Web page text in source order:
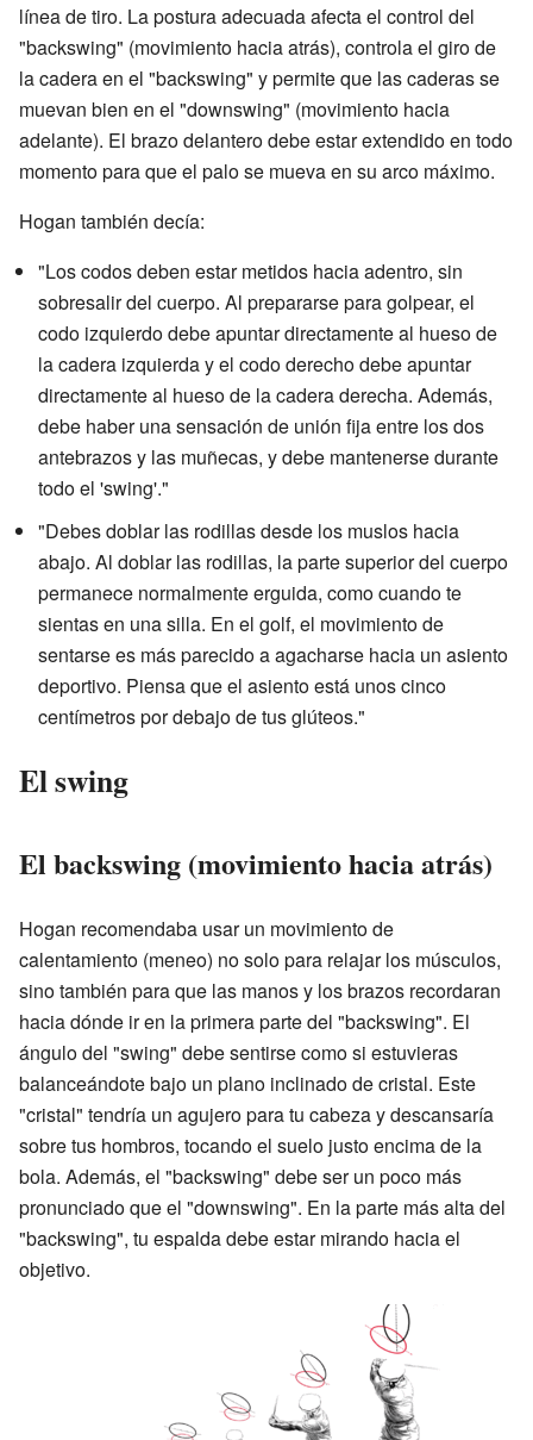
línea de tiro. La postura adecuada afecta el control del
"backswing" (movimiento hacia atrás), controla el giro de
la cadera en el "backswing" y permite que las caderas se
muevan bien en el "downswing" (movimiento hacia
adelante). El brazo delantero debe estar extendido en todo
momento para que el palo se mueva en su arco máximo.
Hogan también decía:
"Los codos deben estar metidos hacia adentro, sin
sobresalir del cuerpo. Al prepararse para golpear, el
codo izquierdo debe apuntar directamente al hueso de
la cadera izquierda y el codo derecho debe apuntar
directamente al hueso de la cadera derecha. Además,
debe haber una sensación de unión fija entre los dos
antebrazos y las muñecas, y debe mantenerse durante
todo el 'swing'."
"Debes doblar las rodillas desde los muslos hacia
abajo. Al doblar las rodillas, la parte superior del cuerpo
permanece normalmente erguida, como cuando te
sientas en una silla. En el golf, el movimiento de
sentarse es más parecido a agacharse hacia un asiento
deportivo. Piensa que el asiento está unos cinco
centímetros por debajo de tus glúteos."
El swing
El backswing (movimiento hacia atrás)
Hogan recomendaba usar un movimiento de
calentamiento (meneo) no solo para relajar los músculos,
sino también para que las manos y los brazos recordaran
hacia dónde ir en la primera parte del "backswing". El
ángulo del "swing" debe sentirse como si estuvieras
balanceándote bajo un plano inclinado de cristal. Este
"cristal" tendría un agujero para tu cabeza y descansaría
sobre tus hombros, tocando el suelo justo encima de la
bola. Además, el "backswing" debe ser un poco más
pronunciado que el "downswing". En la parte más alta del
"backswing", tu espalda debe estar mirando hacia el
objetivo.